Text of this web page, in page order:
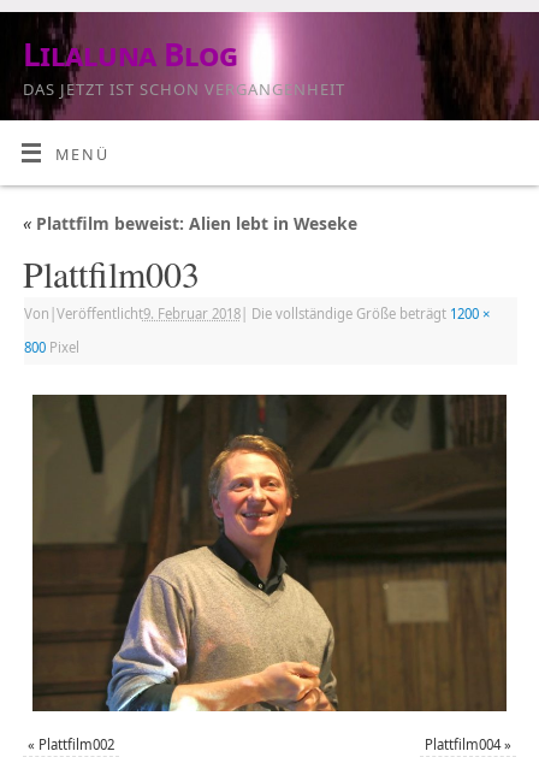
Lilaluna Blog
DAS JETZT IST SCHON VERGANGENHEIT
MENÜ
«Plattfilm beweist: Alien lebt in Weseke
Plattfilm003
Von Veröffentlicht9. Februar 2018| Die vollständige Größe beträgt 1200 ×
800Pixel
« Plattfilm002 Plattfilm004»